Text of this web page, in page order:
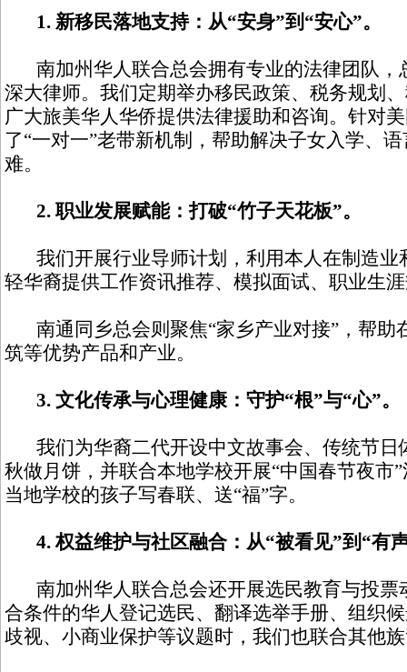
1. 新移民落地支持：从“安身”到“安心”。
南加州华人联合总会拥有专业的法律团队，
深大律师。我们定期举办移民政策、税务规划
广大旅美华人华侨提供法律援助和咨询。针对
了“一对一”老带新机制，帮助解决子女入学、
难。
2. 职业发展赋能：打破“竹子天花板”。
我们开展行业导师计划，利用本人在制造业
轻华裔提供工作资讯推荐、模拟面试、职业生
南通同乡总会则聚焦“家乡产业对接”，帮助
筑等优势产品和产业。
3. 文化传承与心理健康：守护“根”与“心”。
我们为华裔二代开设中文故事会、传统节日
秋做月饼，并联合本地学校开展“中国春节夜市
当地学校的孩子写春联、送“福”字。
4. 权益维护与社区融合：从“被看见”到“有
南加州华人联合总会还开展选民教育与投票
合条件的华人登记选民、翻译选举手册、组织
歧视、小商业保护等议题时，我们也联合其他